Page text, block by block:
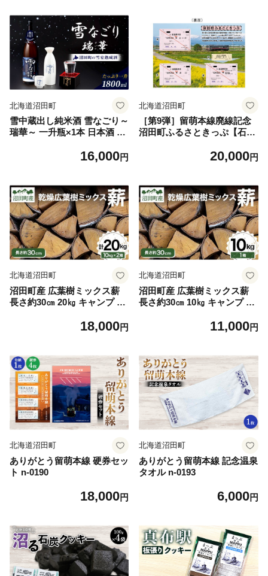
北海道沼田町
雪中蔵出し純米酒 雪なごり～
瑞華～ 一升瓶×1本 日本酒 淡
16,000円
北海道沼田町
［第9弾］留萌本線廃線記念
沼田町ふるさときっぷ【石狩
田から北一已ゆき・石狩沼田
型硬券１枚】オリジナル台紙
付き １００セット限定 n-020
9
20,000円
北海道沼田町
沼田町産 広葉樹ミックス薪
長さ約30㎝ 20㎏ キャンプ ア
18,000円
北海道沼田町
沼田町産 広葉樹ミックス薪
長さ約30㎝ 10㎏ キャンプ ア
11,000円
北海道沼田町
ありがとう留萌本線 硬券セッ
ト n-0190
18,000円
北海道沼田町
ありがとう留萌本線 記念温泉
タオル n-0193
6,000円